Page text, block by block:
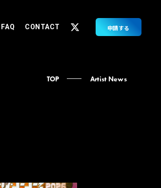
FAQ CONTACT 申請する
TOP Artist News